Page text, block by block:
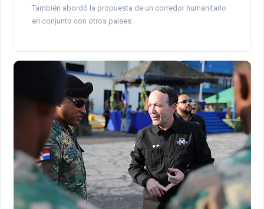
También abordó la propuesta de un corredor humanitario
en conjunto con otros países.